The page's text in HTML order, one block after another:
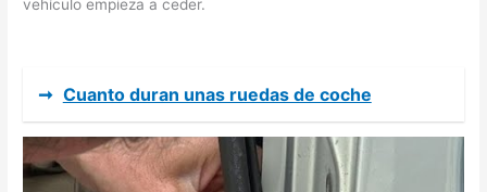
vehículo empieza a ceder.
➞ Cuanto duran unas ruedas de coche